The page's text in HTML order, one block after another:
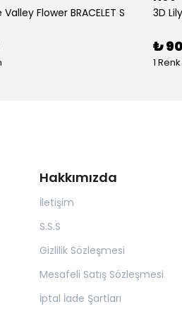
Flower BRACELET S 3D
₺
1
Hakkımızda
İletişim
S.S.S
Gizlilik Sözleşmesi
Mesafeli Satış Sözleşmesi
İptal İade Şartları